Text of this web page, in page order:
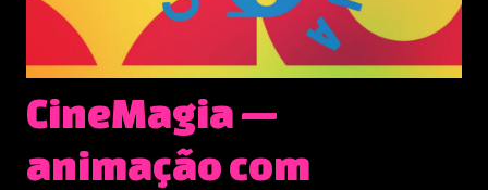
CineMagia —
animação com